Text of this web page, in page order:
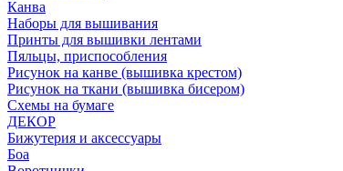
Канва
Наборы для вышивания
Принты для вышивки лентами
Пяльцы, приспособления
Рисунок на канве (вышивка крестом)
Рисунок на ткани (вышивка бисером)
Схемы на бумаге
ДЕКОР
Бижутерия и аксессуары
Боа